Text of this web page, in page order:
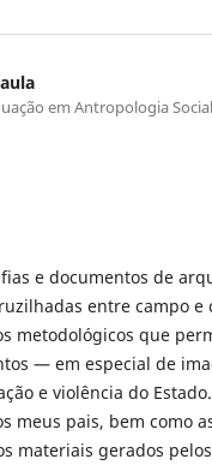
em Antropologia
e documentos de
entre campo
metodológicos que
— em especial de
e violência do
meus pais, bem como
materiais gerados